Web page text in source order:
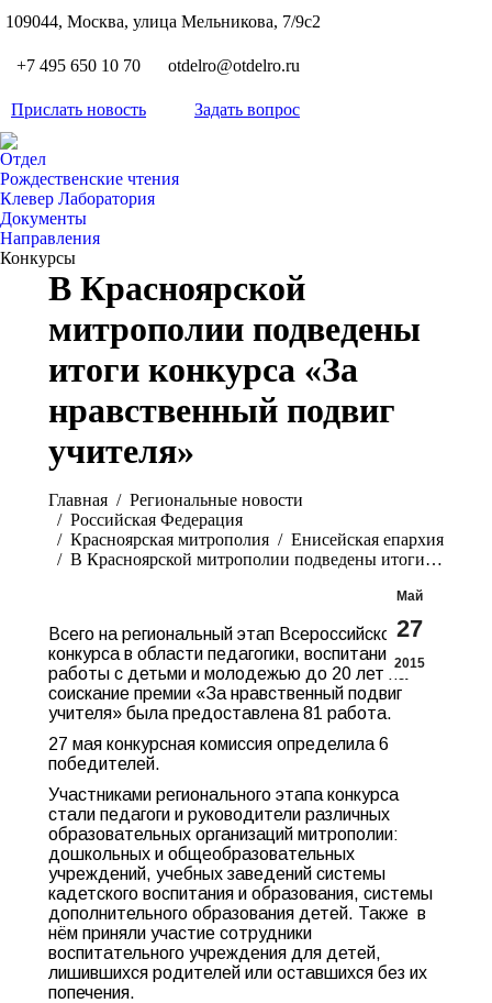
109044, Москва, улица Мельникова, 7/9с2
+7 495 650 10 70 otdelro@otdelro.ru
Прислать новость Задать вопрос
Отдел
Рождественские чтения
Клевер Лаборатория
Документы
Направления
Конкурсы
В Красноярской
митрополии подведены
итоги конкурса «За
нравственный подвиг
учителя»
Главная
Pегиональные новости
Российская Федерация
Красноярская митрополия
Енисейская епархия
В Красноярской митрополии подведены итоги…
Май
27
2015
Всего на региональный этап Всероссийского
конкурса в области педагогики, воспитания и
работы с детьми и молодежью до 20 лет на
соискание премии «За нравственный подвиг
учителя» была предоставлена 81 работа.
27 мая конкурсная комиссия определила 6
победителей.
Участниками регионального этапа конкурса
стали педагоги и руководители различных
образовательных организаций митрополии:
дошкольных и общеобразовательных
учреждений, учебных заведений системы
кадетского воспитания и образования, системы
дополнительного образования детей. Также в
нём приняли участие сотрудники
воспитательного учреждения для детей,
лишившихся родителей или оставшихся без их
попечения.